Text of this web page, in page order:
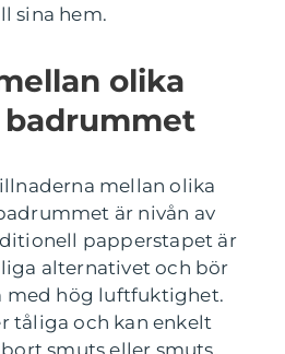
sina hem.
olika
mellan olika
är nivån av
papperstapet är
alternativet och bör
med hög luftfuktighet.
tåliga och kan enkelt